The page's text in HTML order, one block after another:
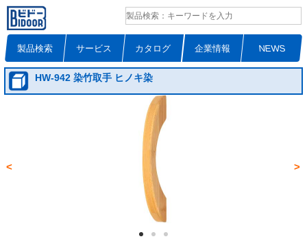
製品検索 サービス カタログ 企業情報 NEWS
HW-942 染竹取手 ヒノキ染
< >